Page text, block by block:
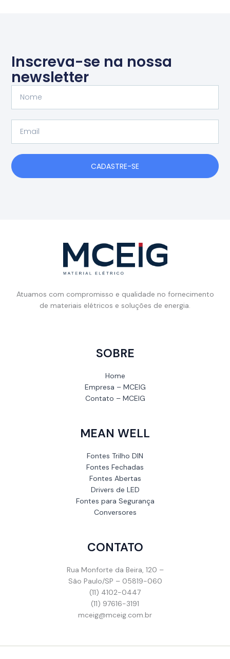
Inscreva-se na nossa
newsletter
CADASTRE-SE
Atuamos com compromisso e qualidade no fornecimento
de materiais elétricos e soluções de energia.
SOBRE
Home
Empresa – MCEIG
Contato – MCEIG
MEAN WELL
Fontes Trilho DIN
Fontes Fechadas
Fontes Abertas
Drivers de LED
Fontes para Segurança
Conversores
CONTATO
Rua Monforte da Beira, 120 –
São Paulo/SP – 05819-060
(11) 4102-0447
(11) 97616-3191
mceig@mceig.com.br